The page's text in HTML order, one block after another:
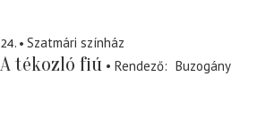
Szatmári színház
A tékozló fiú Rendező
Buzogány